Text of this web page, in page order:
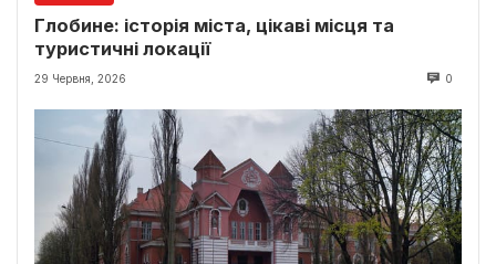
Глобине: історія міста, цікаві місця та
туристичні локації
29 Червня, 2026 0